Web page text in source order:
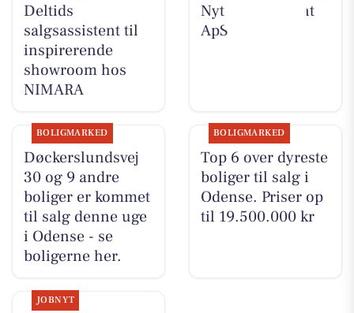
Deltids
salgsassistent til
inspirerende
showroom hos
NIMARA
Nyt fra Fairpaint
ApS
BOLIGMARKED
Døckerslundsvej
30 og 9 andre
boliger er kommet
til salg denne uge
i Odense - se
boligerne her.
BOLIGMARKED
Top 6 over dyreste
boliger til salg i
Odense. Priser op
til 19.500.000 kr
JOBNYT